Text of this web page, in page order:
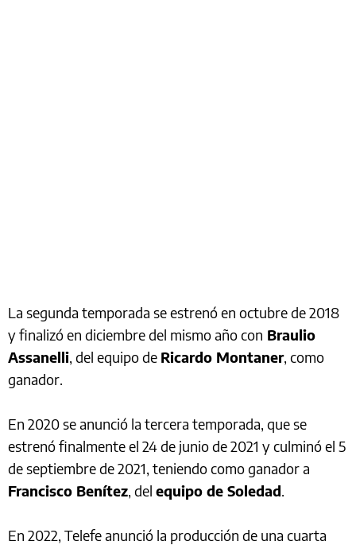
La segunda temporada se estrenó en octubre de 2018
y finalizó en diciembre del mismo año con Braulio
Assanelli, del equipo de Ricardo Montaner, como
ganador.
En 2020 se anunció la tercera temporada, que se
estrenó finalmente el 24 de junio de 2021​ y culminó el 5
de septiembre de 2021, teniendo como ganador a
Francisco Benítez, del equipo de Soledad.​
En 2022, Telefe anunció la producción de una cuarta